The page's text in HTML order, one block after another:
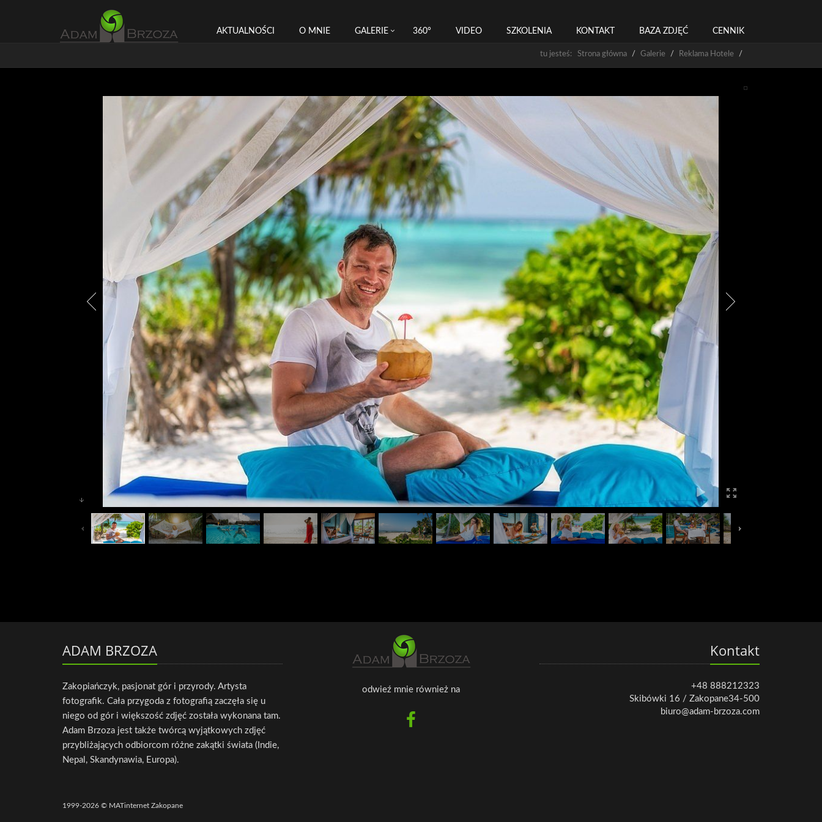
AKTUALNOŚCI O MNIE GALERIE 360° VIDEO SZKOLENIA KONTAKT BAZA ZDJĘĆ CENNIK
tu jesteś: Strona główna Galerie Reklama Hotele
ADAM BRZOZA
Zakopiańczyk, pasjonat gór i przyrody. Artysta
fotografik. Cała przygoda z fotografią zaczęła się u
niego od gór i większość zdjęć została wykonana tam.
Adam Brzoza jest także twórcą wyjątkowych zdjęć
przybliżających odbiorcom różne zakątki świata (Indie,
Nepal, Skandynawia, Europa).
odwieź mnie również na
Kontakt
+48 888212323
Skibówki 16 / Zakopane34-500
biuro@adam-brzoza.com
1999-2026 © MATinternet Zakopane